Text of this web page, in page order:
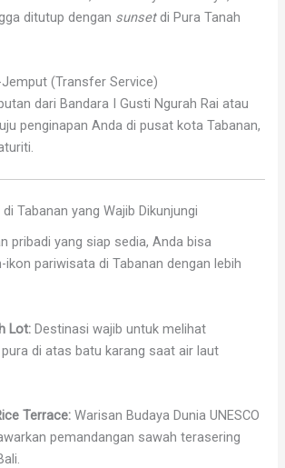
ditutup dengan sunsetdi Pura Tanah
(Transfer Service)
dari Bandara I Gusti Ngurah Rai atau
penginapan Anda di pusat kota Tabanan,
Tabanan yang Wajib Dikunjungi
pribadi yang siap sedia, Anda bisa
ikon pariwisata di Tabanan dengan lebih
Lot: Destinasi wajib untuk melihat
di atas batu karang saat air laut
Terrace: Warisan Budaya Dunia UNESCO
pemandangan sawah terasering